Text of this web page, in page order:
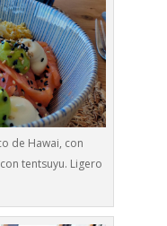
de Hawai, con
tentsuyu. Ligero